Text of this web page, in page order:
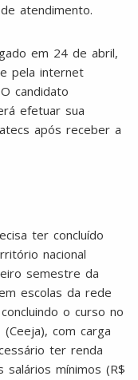
atendimento.
em 24 de abril,
pela internet
candidato
efetuar sua
após receber a
ter concluído
nacional
semestre da
escolas da rede
o curso no
com carga
ter renda
salários mínimos (R$